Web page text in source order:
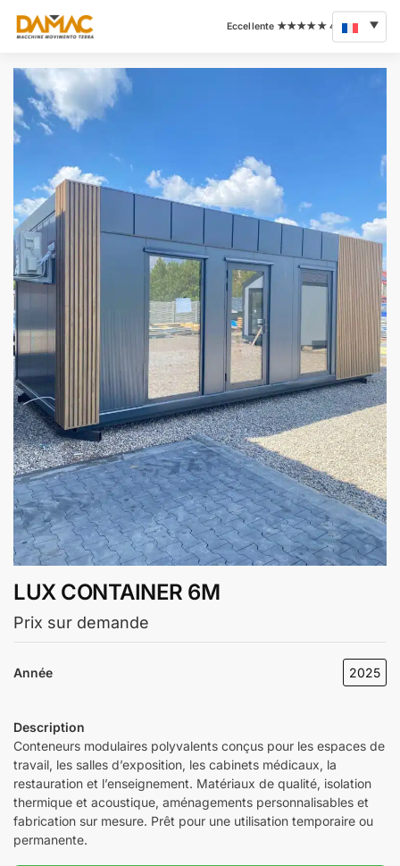
LUX CONTAINER 6M
Prix sur demande
Année 2025
Description
Conteneurs modulaires polyvalents conçus pour les espaces de
travail, les salles d’exposition, les cabinets médicaux, la
restauration et l’enseignement. Matériaux de qualité, isolation
thermique et acoustique, aménagements personnalisables et
fabrication sur mesure. Prêt pour une utilisation temporaire ou
permanente.